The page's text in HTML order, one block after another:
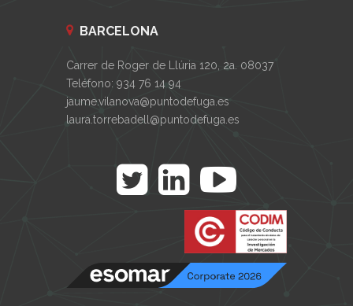
BARCELONA
Carrer de Roger de Llúria 120, 2a. 08037
Teléfono: 934 76 14 94
jaume.vilanova@puntodefuga.es
laura.torrebadell@puntodefuga.es